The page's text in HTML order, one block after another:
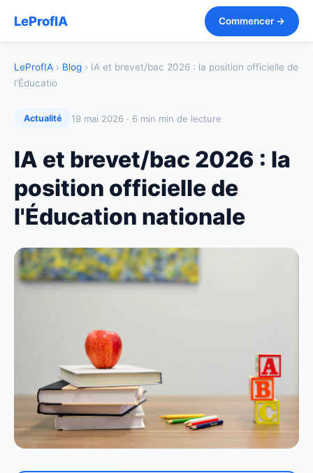
LeProfIA Commencer →
LeProfIA › Blog › IA et brevet/bac 2026 : la position officielle de
l'Éducatio
Actualité 19 mai 2026 · 6 min min de lecture
IA et brevet/bac 2026 : la
position officielle de
l'Éducation nationale